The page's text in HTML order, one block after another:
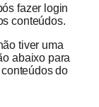
fazer login
conteúdos.
tiver uma
abaixo para
do